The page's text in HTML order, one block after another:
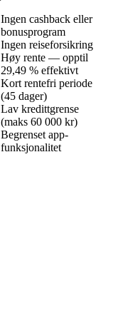
Ingen cashback eller
bonusprogram
Ingen reiseforsikring
Høy rente — opptil
29,49 % effektivt
Kort rentefri periode
(45 dager)
Lav kredittgrense
(maks 60 000 kr)
Begrenset app-
funksjonalitet